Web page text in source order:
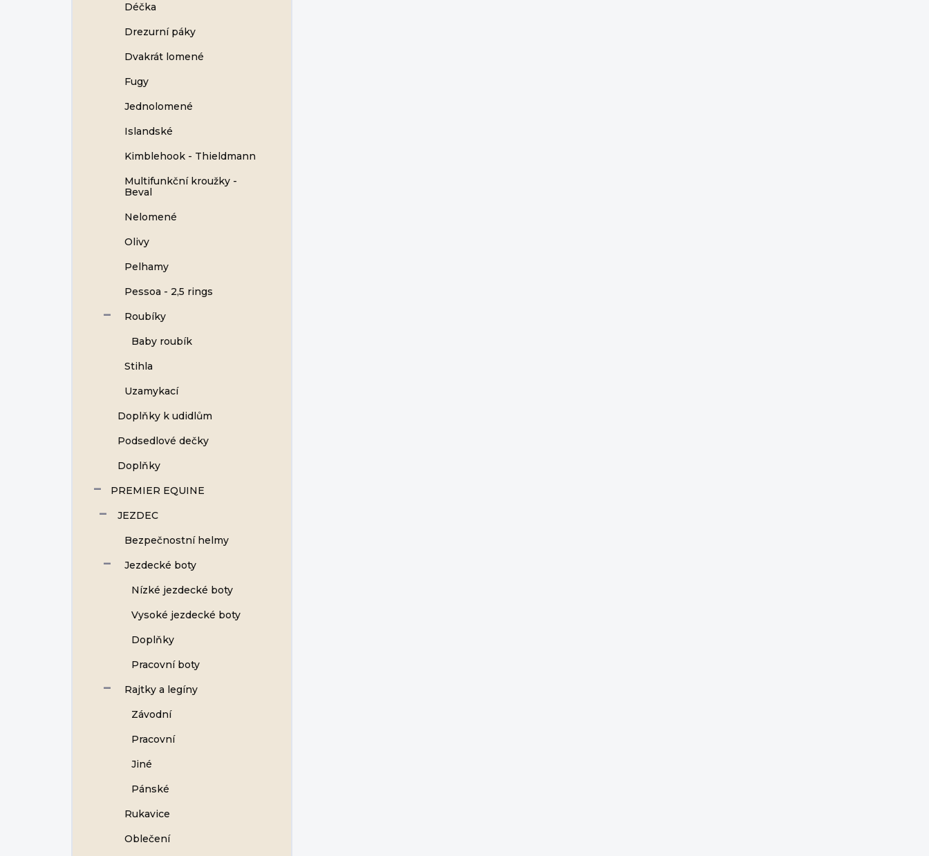
Déčka
Drezurní páky
Dvakrát lomené
Fugy
Jednolomené
Islandské
Kimblehook - Thieldmann
Multifunkční kroužky -
Beval
Nelomené
Olivy
Pelhamy
Pessoa - 2,5 rings
Roubíky
Baby roubík
Stihla
Uzamykací
Doplňky k udidlům
Podsedlové dečky
Doplňky
PREMIER EQUINE
JEZDEC
Bezpečnostní helmy
Jezdecké boty
Nízké jezdecké boty
Vysoké jezdecké boty
Doplňky
Pracovní boty
Rajtky a legíny
Závodní
Pracovní
Jiné
Pánské
Rukavice
Oblečení